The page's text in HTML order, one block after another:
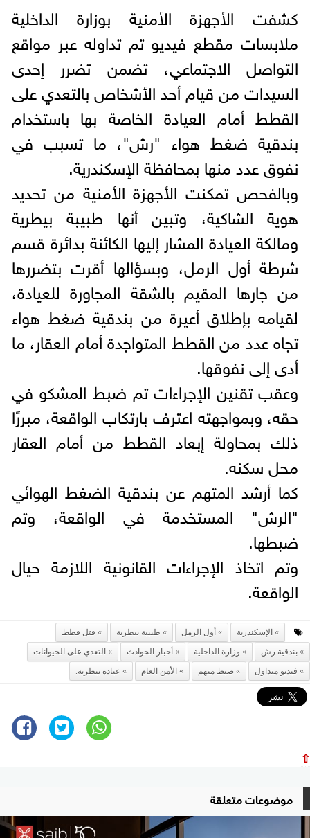
كشفت الأجهزة الأمنية بوزارة الداخلية
ملابسات مقطع فيديو تم تداوله عبر مواقع
التواصل الاجتماعي، تضمن تضرر إحدى
السيدات من قيام أحد الأشخاص بالتعدي على
القطط أمام العيادة الخاصة بها باستخدام
بندقية ضغط هواء "رش"، ما تسبب في
نفوق عدد منها بمحافظة الإسكندرية.
وبالفحص تمكنت الأجهزة الأمنية من تحديد
هوية الشاكية، وتبين أنها طبيبة بيطرية
ومالكة العيادة المشار إليها الكائنة بدائرة قسم
شرطة أول الرمل، وبسؤالها أقرت بتضررها
من جارها المقيم بالشقة المجاورة للعيادة،
لقيامه بإطلاق أعيرة من بندقية ضغط هواء
تجاه عدد من القطط المتواجدة أمام العقار، ما
أدى إلى نفوقها.
وعقب تقنين الإجراءات تم ضبط المشكو في
حقه، وبمواجهته اعترف بارتكاب الواقعة، مبررًا
ذلك بمحاولة إبعاد القطط من أمام العقار
محل سكنه.
كما أرشد المتهم عن بندقية الضغط الهوائي
"الرش" المستخدمة في الواقعة، وتم
ضبطها.
وتم اتخاذ الإجراءات القانونية اللازمة حيال
الواقعة.
الإسكندرية أول الرمل طبيبة بيطرية
قتل قطط
بندقية رش
وزارة الداخلية أخبار الحوادث
التعدي على الحيوانات
فيديو متداول
ضبط متهم الأمن العام عيادة بيطرية.
⇧
موضوعات متعلقة